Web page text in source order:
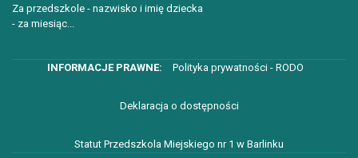
Za przedszkole - nazwisko i imię dziecka
- za miesiąc...
Polityka prywatności - RODO
Deklaracja o dostępności
Statut Przedszkola Miejskiego nr 1 w Barlinku